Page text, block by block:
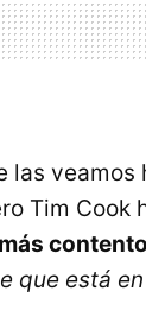
veamos
Tim Cook
que está